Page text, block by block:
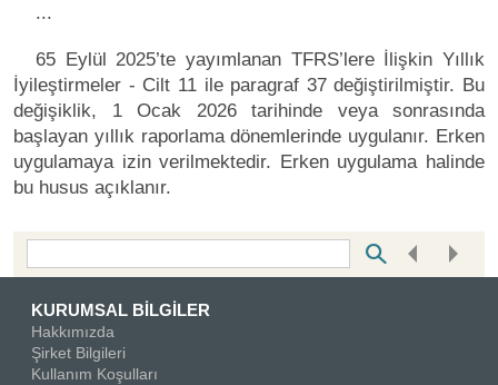
...
65 Eylül 2025’te yayımlanan TFRS’lere İlişkin Yıllık
İyileştirmeler - Cilt 11 ile paragraf 37 değiştirilmiştir. Bu
değişiklik, 1 Ocak 2026 tarihinde veya sonrasında
başlayan yıllık raporlama dönemlerinde uygulanır. Erken
uygulamaya izin verilmektedir. Erken uygulama halinde
bu husus açıklanır.
KURUMSAL BİLGİLER
Hakkımızda
Şirket Bilgileri
Kullanım Koşulları